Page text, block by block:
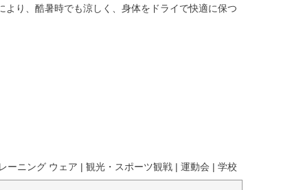
より、酷暑時でも涼しく、身体をドライで快適に保つ
ーニング ウェア | 観光・スポーツ観戦 | 運動会 | 学校